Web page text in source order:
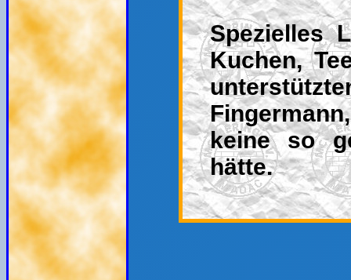
Spezielles
Kuchen,
keine so
hätte.